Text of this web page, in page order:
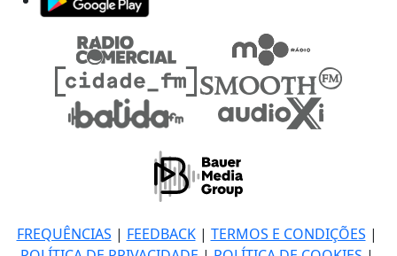
FREQUÊNCIAS | FEEDBACK| TERMOS E CONDIÇÕES |